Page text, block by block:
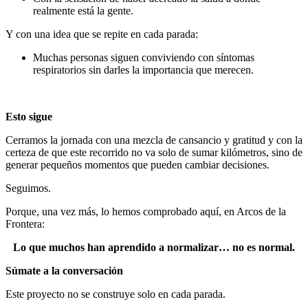
realmente está la gente.
Y con una idea que se repite en cada parada:
Muchas personas siguen conviviendo con síntomas
respiratorios sin darles la importancia que merecen.
Esto sigue
Cerramos la jornada con una mezcla de cansancio y gratitud y con la
certeza de que este recorrido no va solo de sumar kilómetros, sino de
generar pequeños momentos que pueden cambiar decisiones.
Seguimos.
Porque, una vez más, lo hemos comprobado aquí, en Arcos de la
Frontera:
Lo que muchos han aprendido a normalizar… no es normal.
Súmate a la conversación
Este proyecto no se construye solo en cada parada.